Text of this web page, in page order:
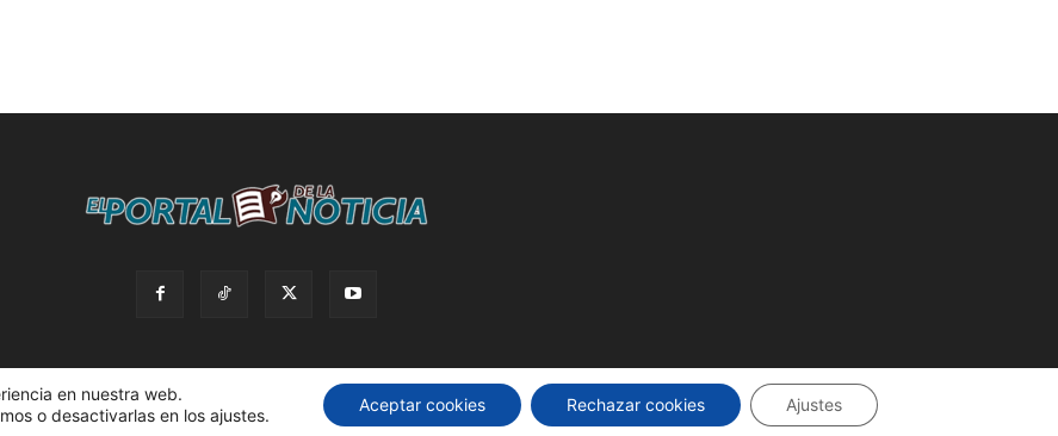
|Política de privacidad. |Desarrollado por AdBox
en nuestra web.
o desactivarlas en los ajustes.
Aceptar cookies Rechazar cookies Ajustes